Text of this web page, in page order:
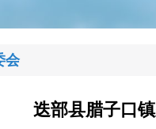
会
迭部县腊子口